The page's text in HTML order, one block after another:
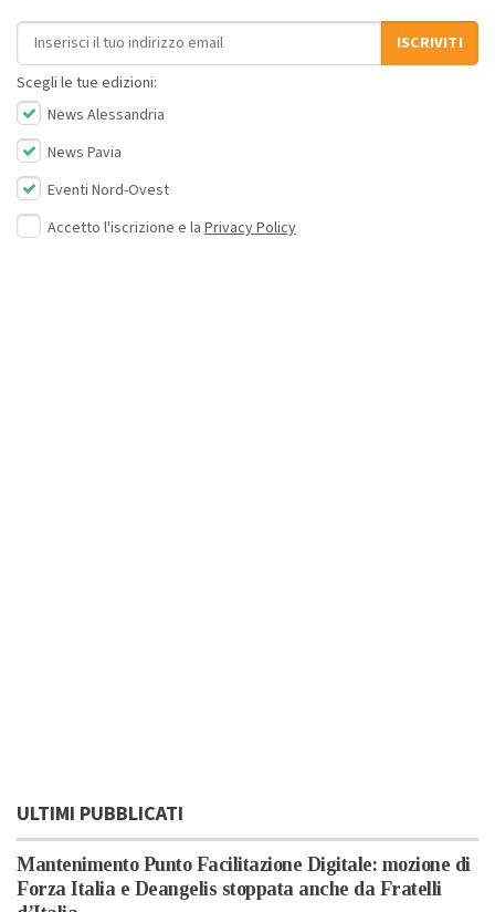
Indirizzo email
ISCRIVITI
Scegli le tue edizioni:
News Alessandria
News Pavia
Eventi Nord-Ovest
Accetto l'iscrizione e la Privacy Policy
ULTIMI PUBBLICATI
Mantenimento Punto Facilitazione Digitale: mozione di
Forza Italia e Deangelis stoppata anche da Fratelli